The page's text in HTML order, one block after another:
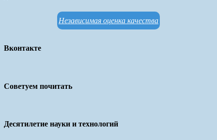
Независимая оценка качества
Вконтакте
Советуем почитать
Десятилетие науки и технологий